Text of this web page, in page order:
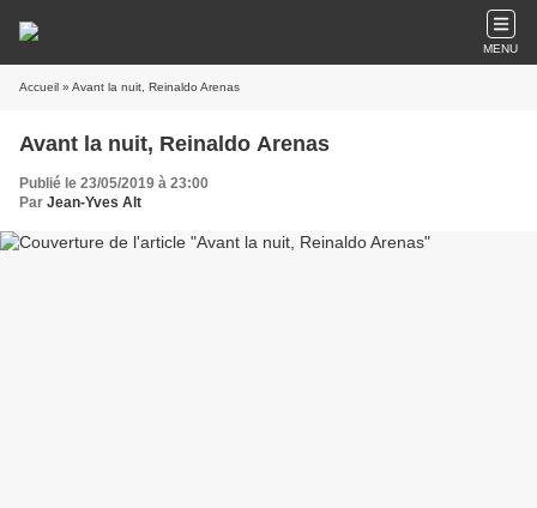
MENU
Accueil » Avant la nuit, Reinaldo Arenas
Avant la nuit, Reinaldo Arenas
Publié le 23/05/2019 à 23:00
Par Jean-Yves Alt